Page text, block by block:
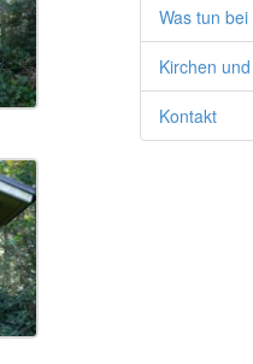
Was tun
Kirchen
Kontakt